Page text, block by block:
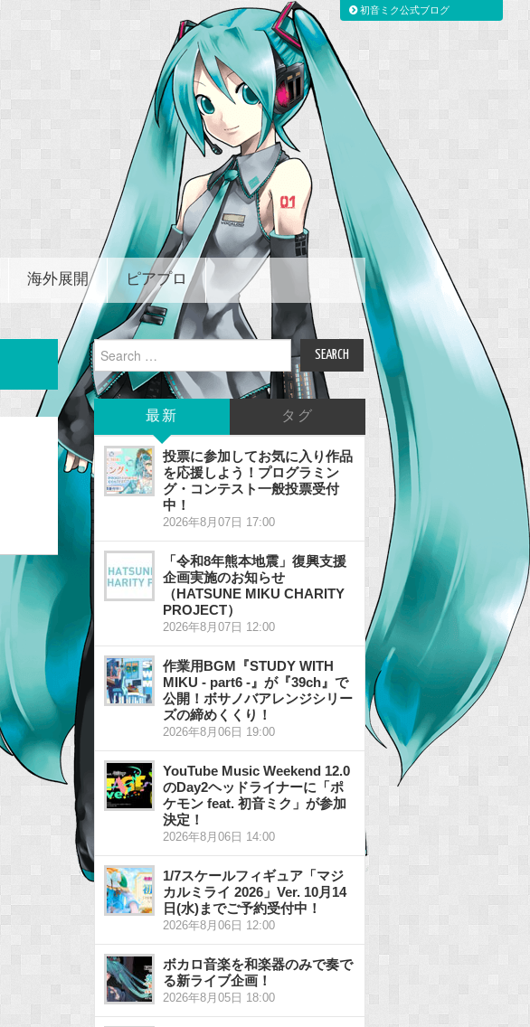
海外展開 ピアプロ
Search
for:
最新 タグ
投票に参加してお気に入り作品
を応援しよう！プログラミン
グ・コンテスト一般投票受付
中！
2026年8月07日 17:00
「令和8年熊本地震」復興支援
企画実施のお知らせ
（HATSUNE MIKU CHARITY
PROJECT）
2026年8月07日 12:00
作業用BGM『STUDY WITH
MIKU - part6 -』が『39ch』で
公開！ボサノバアレンジシリー
ズの締めくくり！
2026年8月06日 19:00
YouTube Music Weekend 12.0
のDay2ヘッドライナーに「ポ
ケモン feat. 初音ミク」が参加
決定！
2026年8月06日 14:00
1/7スケールフィギュア「マジ
カルミライ 2026」Ver. 10月14
日(水)までご予約受付中！
2026年8月06日 12:00
ボカロ音楽を和楽器のみで奏で
る新ライブ企画！
2026年8月05日 18:00
初音ミク公式ブログ